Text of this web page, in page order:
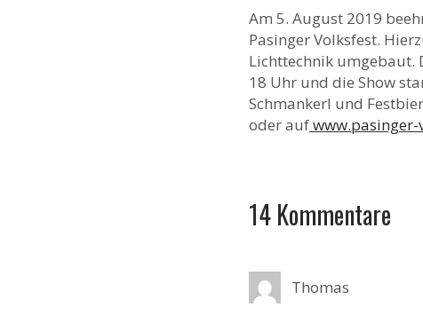
Am 5. August 2019
Pasinger Volksfest.
Lichttechnik umgebaut.
18 Uhr und die Show
Schmankerl und
oder aufwww.pasinger-
14 Kommentare
Thomas